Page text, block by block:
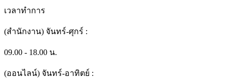
เวลาทำการ
(สำนักงาน) จันทร์-ศุกร์ :
09.00 - 18.00 น.
(ออนไลน์) จันทร์-อาทิตย์ :